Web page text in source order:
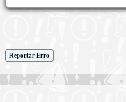
Reportar Erro